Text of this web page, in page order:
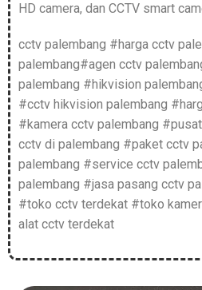
HD camera, dan CCTV smart
cctv palembang #harga cctv
palembang#agen cctv
palembang #hikvision
#cctv hikvision palembang
#kamera cctv palembang
cctv di palembang #paket cctv
palembang #service cctv
palembang #jasa pasang cctv
#toko cctv terdekat #toko
alat cctv terdekat